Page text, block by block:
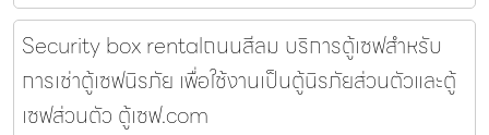
Security box rentalถนนสีลม บริการตู้เซฟสำหรับ
การเช่าตู้เซฟนิรภัย เพื่อใช้งานเป็นตู้นิรภัยส่วนตัวและตู้
เซฟส่วนตัว ตู้เซฟ.com